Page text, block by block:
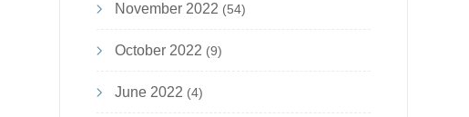
November 2022 (54)
October 2022 (9)
June 2022 (4)